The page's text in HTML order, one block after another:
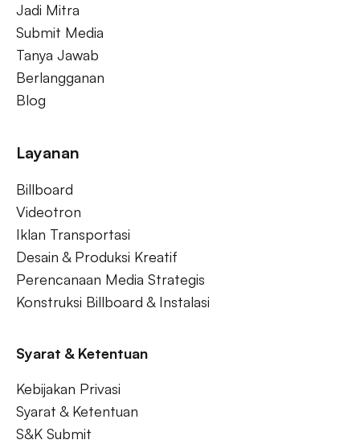
Jadi Mitra
Submit Media
Tanya Jawab
Berlangganan
Blog
Layanan
Billboard
Videotron
Iklan Transportasi
Desain & Produksi Kreatif
Perencanaan Media Strategis
Konstruksi Billboard & Instalasi
Syarat & Ketentuan
Kebijakan Privasi
Syarat & Ketentuan
S&K Submit